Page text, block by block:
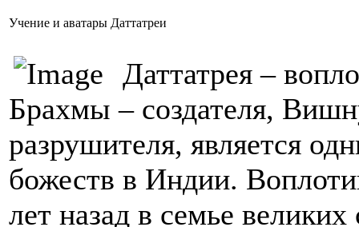
Учение и аватары Даттатреи
Даттатрея –
Брахмы – создателя,
разрушителя, является
божеств в Индии.
лет назад в семье